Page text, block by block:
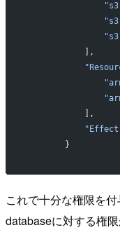
            ],
            ],
        }
これで十分な権限を
databaseに対する権限